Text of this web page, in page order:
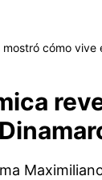
mostró cómo